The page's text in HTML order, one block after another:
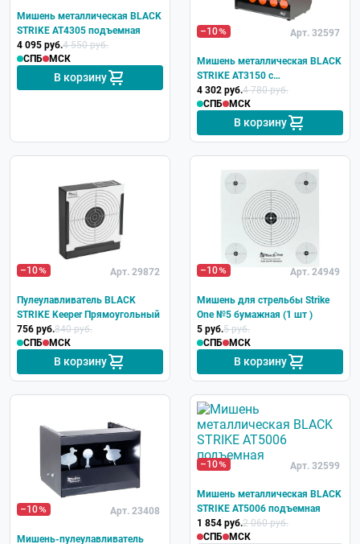
Мишень металлическая BLACK
STRIKE AT4305 подъемная
4 095 руб.4 550 руб.
СПБ
МСК
В корзину
–10 Арт. 32597
Мишень металлическая BLACK
STRIKE AT3150 c
пулеулавливателем
4 302 руб.4 780 руб.
СПБ
МСК
В корзину
–10 Арт. 29872
Пулеулавливатель BLACK
STRIKE Keeper Прямоугольный
756 руб.840 руб.
СПБ
МСК
В корзину
–10 Арт. 24949
Мишень для стрельбы Strike
One №5 бумажная (1 шт )
5 руб.5 руб.
СПБ
МСК
В корзину
–10 Арт. 23408
Мишень-пулеулавливатель
–10 Арт. 32599
Мишень металлическая BLACK
STRIKE AT5006 подъемная
1 854 руб.2 060 руб.
СПБ
МСК